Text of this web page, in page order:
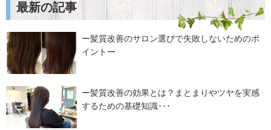
最新の記事
ー髪質改善のサロン選びで失敗しないためのポ
イントー
ー髪質改善の効果とは？まとまりやツヤを実感
するための基礎知識･･･